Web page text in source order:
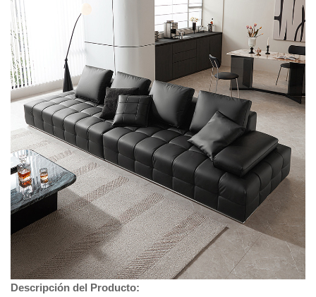
Descripción del Producto: